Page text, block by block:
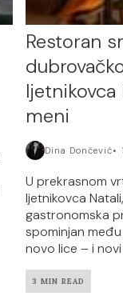
Restoran
meni
Dina Dončević
U prekrasnom
ljetnikovca
gastronomska
spominjan
novo lice – i
3 MIN READ